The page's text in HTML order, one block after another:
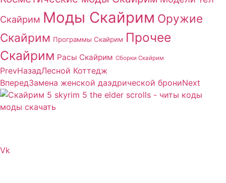
Скайрим Моды Скайрим Оружие
Скайрим Программы Скайрим Прочее
Скайрим Расы Скайрим Сборки Скайрим
PrevНазадЛесной Коттедж
ВпередЗамена женской даэдрической брониNext
Vk